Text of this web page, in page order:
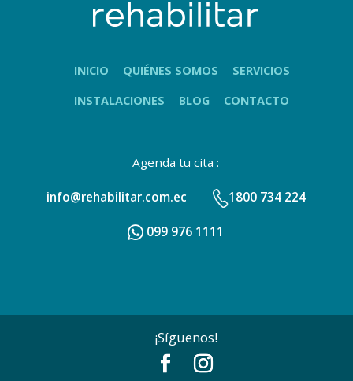
INICIO QUIÉNES SOMOS
SERVICIOS
INSTALACIONES
BLOG CONTACTO
Agenda tu cita :
info@rehabilitar.com.ec 1800 734 224
099 976 1111
¡Síguenos!